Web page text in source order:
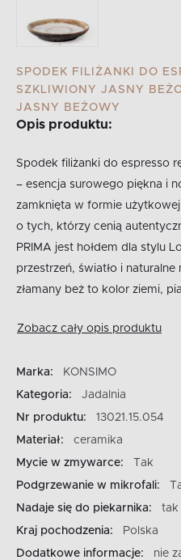
SPODEK FILIŻANKI DO
SZKLIWIONY JASNY
JASNY BEŻOWY
Opis produktu:
Spodek filiżanki do espresso
– esencja surowego piękna i
zamknięta w formie
o tych, którzy cenią
PRIMA jest hołdem dla stylu
przestrzeń, światło i naturalne
złamany beż to kolor ziemi,
Zobacz cały opis produktu
Marka:
KONSIMO
Kategoria:
Jadalnia
Nr produktu:
13021.15.054
Materiał:
ceramika
Mycie w zmywarce:
Tak
Podgrzewanie w mikrofali:
Nadaje się do piekarnika:
tak
Kraj pochodzenia:
Polska
Dodatkowe informacje:
nie